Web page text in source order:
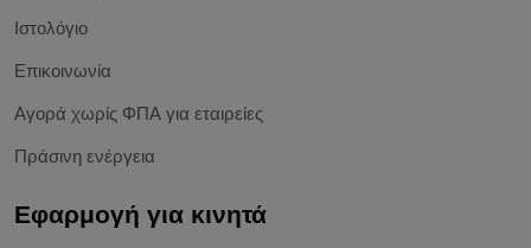
Ιστολόγιο
Επικοινωνία
Αγορά χωρίς ΦΠΑ για εταιρείες
Πράσινη ενέργεια
Εφαρμογή για κινητά